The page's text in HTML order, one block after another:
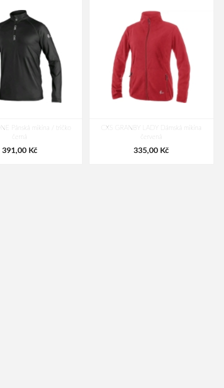
Pánská mikina / tričko
černá
391,00 Kč
CXS GRANBY LADY Dámská mikina
červená
335,00 Kč